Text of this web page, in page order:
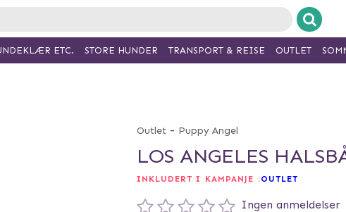
Outlet - Puppy Angel
LOS ANGELES
INKLUDERT I KAMPANJE :OUTLET
Ingen anmeldelser
ETC. STORE HUNDER TRANSPORT & REISE OUTLET